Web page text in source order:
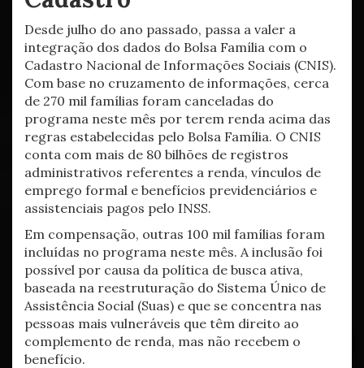
Desde julho do ano passado, passa a valer a
integração dos dados do Bolsa Família com o
Cadastro Nacional de Informações Sociais (CNIS).
Com base no cruzamento de informações, cerca
de 270 mil famílias foram canceladas do
programa neste mês por terem renda acima das
regras estabelecidas pelo Bolsa Família. O CNIS
conta com mais de 80 bilhões de registros
administrativos referentes a renda, vínculos de
emprego formal e benefícios previdenciários e
assistenciais pagos pelo INSS.
Em compensação, outras 100 mil famílias foram
incluídas no programa neste mês. A inclusão foi
possível por causa da política de busca ativa,
baseada na reestruturação do Sistema Único de
Assistência Social (Suas) e que se concentra nas
pessoas mais vulneráveis que têm direito ao
complemento de renda, mas não recebem o
benefício.